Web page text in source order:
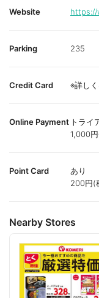
Website https://
Parking 235
Credit Card ※詳し
Online Payment トライ
1,000
Point Card
あり
200円(
Nearby Stores